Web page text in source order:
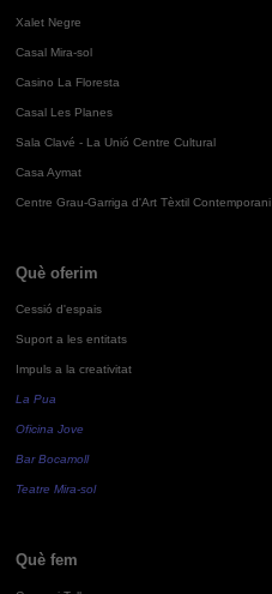
Xalet Negre
Casal Mira-sol
Casino La Floresta
Casal Les Planes
Sala Clavé - La Unió Centre Cultural
Casa Aymat
Centre Grau-Garriga d'Art Tèxtil Contemporani
Què oferim
Cessió d'espais
Suport a les entitats
Impuls a la creativitat
La Pua
Oficina Jove
Bar Bocamoll
Teatre Mira-sol
Què fem